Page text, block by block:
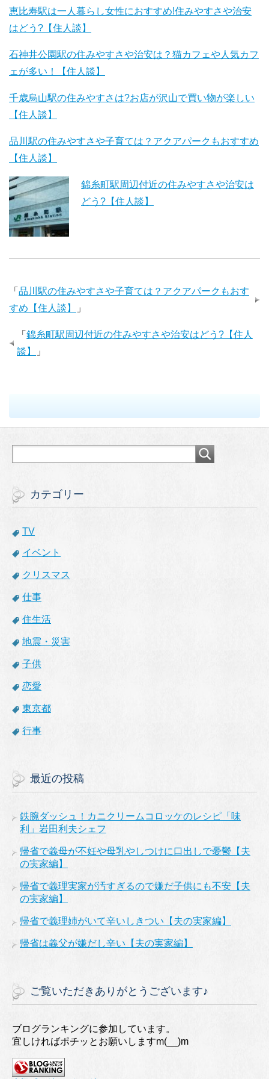
恵比寿駅は一人暮らし女性におすすめ!住みやすさや治安
はどう?【住人談】
石神井公園駅の住みやすさや治安は？猫カフェや人気カフ
ェが多い！【住人談】
千歳烏山駅の住みやすさは?お店が沢山で買い物が楽しい
【住人談】
品川駅の住みやすさや子育ては？アクアパークもおすすめ
【住人談】
錦糸町駅周辺付近の住みやすさや治安は
どう?【住人談】
「 品川駅の住みやすさや子育ては？アクアパークもおす
すめ【住人談】
」
「 錦糸町駅周辺付近の住みやすさや治安はどう?【住人
談】
」
カテゴリー
TV
イベント
クリスマス
仕事
住生活
地震・災害
子供
恋愛
東京都
行事
最近の投稿
鉄腕ダッシュ！カニクリームコロッケのレシピ「味
利」岩田利夫シェフ
帰省で義母が不妊や母乳やしつけに口出しで憂鬱【夫
の実家編】
帰省で義理実家が汚すぎるので嫌だ子供にも不安【夫
の実家編】
帰省で義理姉がいて辛いしきつい【夫の実家編】
帰省は義父が嫌だし辛い【夫の実家編】
ご覧いただきありがとうございます♪
ブログランキングに参加しています。
宜しければポチッとお願いしますm(__)m